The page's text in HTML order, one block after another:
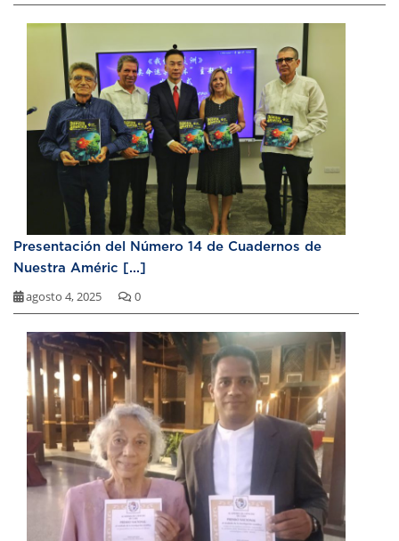
Presentación del Número 14 de Cuadernos de
Nuestra Améric [...]
agosto 4, 2025 0